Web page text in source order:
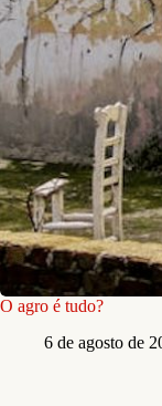
O agro é tudo?
6 de agosto de